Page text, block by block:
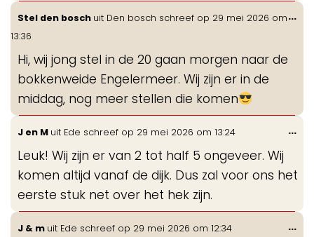
Stel den bosch uit Den bosch schreef op 29 mei 2026 om
13:36
Hi, wij jong stel in de 20 gaan morgen naar de
bokkenweide Engelermeer. Wij zijn er in de
middag, nog meer stellen die komen
...
J en M uit Ede schreef op 29 mei 2026 om 13:24
Leuk! Wij zijn er van 2 tot half 5 ongeveer. Wij
komen altijd vanaf de dijk. Dus zal voor ons het
eerste stuk net over het hek zijn.
...
J & m uit Ede schreef op 29 mei 2026 om 12:34 ...